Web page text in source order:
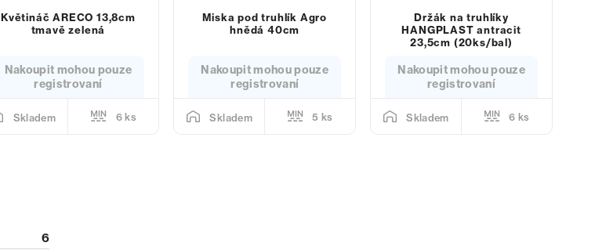
Květináč ARECO 13,8cm
tmavě zelená
Nakoupit mohou pouze
registrovaní
Skladem 6 ks
Miska pod truhlík Agro
hnědá 40cm
Nakoupit mohou pouze
registrovaní
Skladem 5 ks
Držák na truhlíky
HANGPLAST antracit
23,5cm (20ks/bal)
Nakoupit mohou pouze
registrovaní
Skladem 6 ks
6